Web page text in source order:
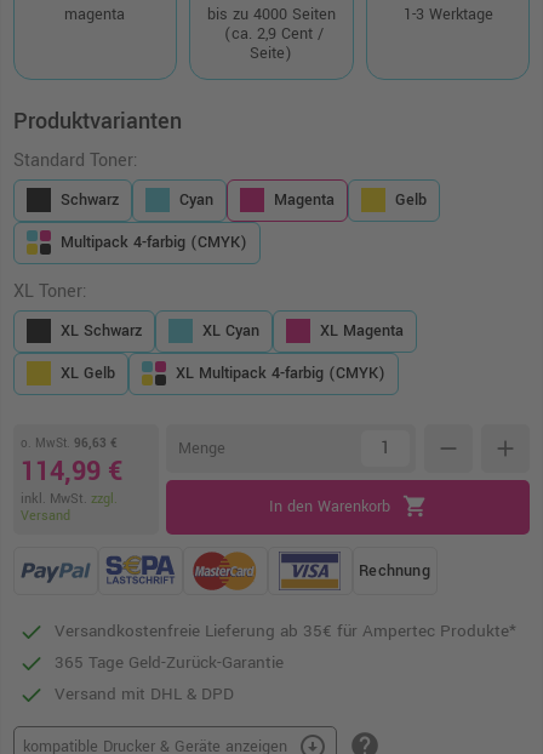
magenta
bis zu 4000 Seiten
(ca. 2,9 Cent /
Seite)
1-3 Werktage
Produktvarianten
Standard Toner:
Schwarz Cyan Magenta
Gelb
Multipack 4-farbig (CMYK)
XL Toner:
XL Schwarz XL Cyan
XL Magenta
XL Gelb
XL Multipack 4-farbig (CMYK)
o. MwSt. 96,63 €
114,99 €
inkl. MwSt. zzgl.
Versand
Menge remove add
In den Warenkorb shopping_cart
Rechnung
Versandkostenfreie Lieferung ab 35€ für Ampertec Produkte*
365 Tage Geld-Zurück-Garantie
Versand mit DHL & DPD
kompatible Drucker & Geräte anzeigen arrow_circle_down help